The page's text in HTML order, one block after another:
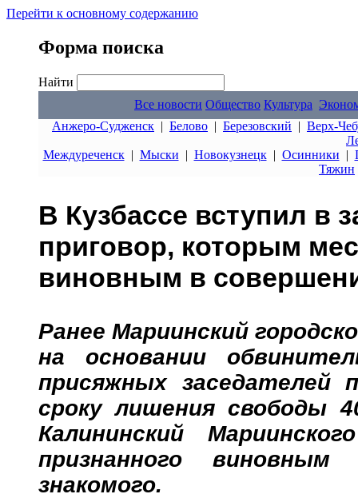
Перейти к основному содержанию
Форма поиска
Найти
Все новости Общество Культура
Анжеро-Судженск | Белово | Березовский | Верх-
Междуреченск| Мыски | Новокузнецк| Осинники |
Тяжин
В Кузбассе вступил в
приговор, которым
виновным в
Ранее Мариинский
на основании
присяжных заседателей
сроку лишения свободы
Калининский
признанного
знакомого.